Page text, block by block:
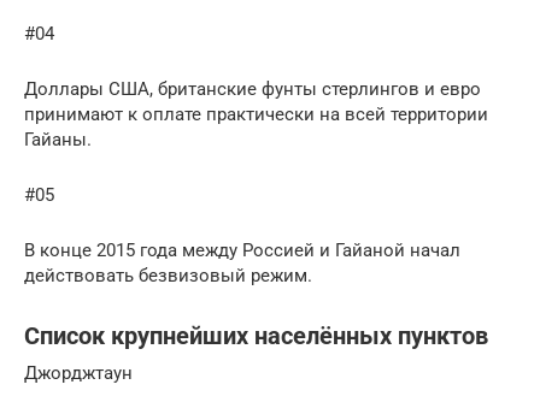
#04
Доллары США, британские фунты стерлингов и евро
принимают к оплате практически на всей территории
Гайаны.
#05
В конце 2015 года между Россией и Гайаной начал
действовать безвизовый режим.
Список крупнейших населённых пунктов
Джорджтаун